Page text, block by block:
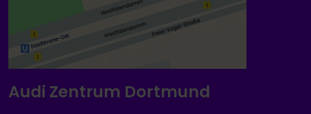
Audi Zentrum Dortmund